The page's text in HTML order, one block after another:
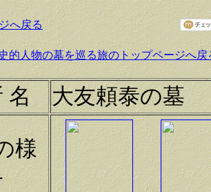
へ戻る
名 大友頼泰の墓
様
的人物の墓を巡る旅のトップページへ戻